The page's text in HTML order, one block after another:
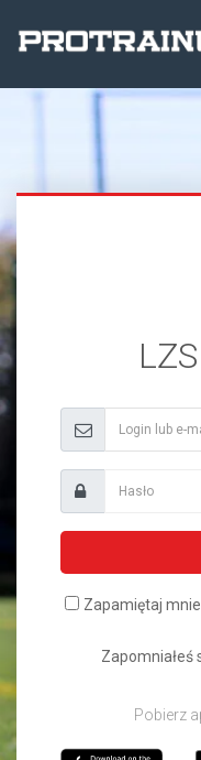
Zapamiętaj mnie
Zapomniałeś
Pobierz